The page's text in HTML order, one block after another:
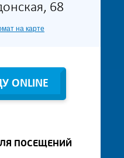
68
на карте
ONLINE
ПОСЕЩЕНИЙ